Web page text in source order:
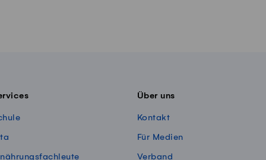
Über uns
Kontakt
Für Medien
Verband